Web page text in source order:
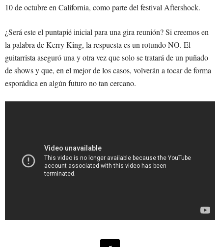
10 de octubre en California, como parte del festival Aftershock.
¿Será este el puntapié inicial para una gira reunión? Si creemos en
la palabra de Kerry King, la respuesta es un rotundo NO. El
guitarrista aseguró una y otra vez que solo se tratará de un puñado
de shows y que, en el mejor de los casos, volverán a tocar de forma
esporádica en algún futuro no tan cercano.